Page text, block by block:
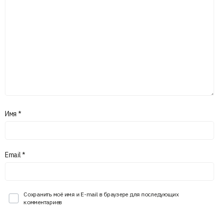
Имя *
Email*
Сохранить моё имя и E-mail в браузере для последующих
комментариев